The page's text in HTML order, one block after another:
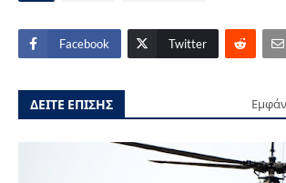
Facebook Twitter
ΔΕΙΤΕ ΕΠΙΣΗΣ